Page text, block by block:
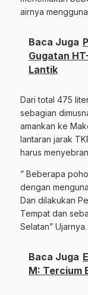
airnya
Baca Juga
Gugatan
Lantik
Dari total 475
sebagian
amankan ke
lantaran jarak
harus
” Beberapa
dengan
Dan dilakukan
Tempat dan
Selatan” Ujarnya.
Baca Juga
M: Tercium